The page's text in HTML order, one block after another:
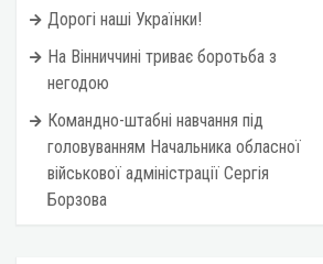
Дорогі наші Українки!
На Вінниччині триває боротьба з
негодою
Командно-штабні навчання під
головуванням Начальника обласної
військової адміністрації Сергія
Борзова